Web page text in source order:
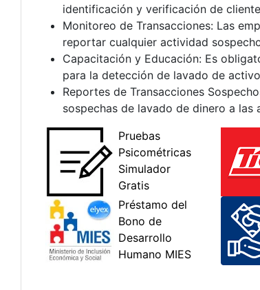
identificación y verificación de
Monitoreo de Transacciones: Las
reportar cualquier actividad
Capacitación y Educación: Es
para la detección de lavado de
Reportes de Transacciones
sospechas de lavado de dinero a las